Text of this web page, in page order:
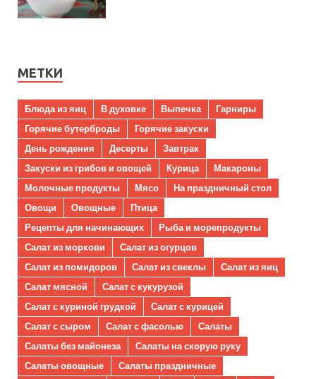
МЕТКИ
Блюда из яиц В духовке Выпечка
Гарниры
Горячие бутерброды
Горячие закуски
День рождения
Десерты
Завтрак
Закуски из грибов и овощей
Курица
Макароны
Молочные продукты
Мясо
На праздничный стол
Овощи
Овощные
Птица
Рецепты для начинающих
Рыба и морепродукты
Салат из моркови
Салат из огурцов
Салат из помидоров
Салат из свеклы
Салат из яиц
Салат мясной
Салат с кукурузой
Салат с куриной грудкой
Салат с курицей
Салат с сыром
Салат с фасолью
Салаты
Салаты без майонеза
Салаты на скорую руку
Салаты овощные
Салаты праздничные